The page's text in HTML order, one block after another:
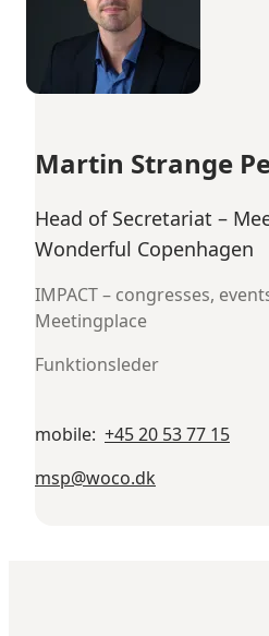
Martin Strange
Head of Secretariat –
Wonderful Copenhagen
IMPACT – congresses,
Meetingplace
Funktionsleder
mobile: +45 20 53 77 15
msp@woco.dk